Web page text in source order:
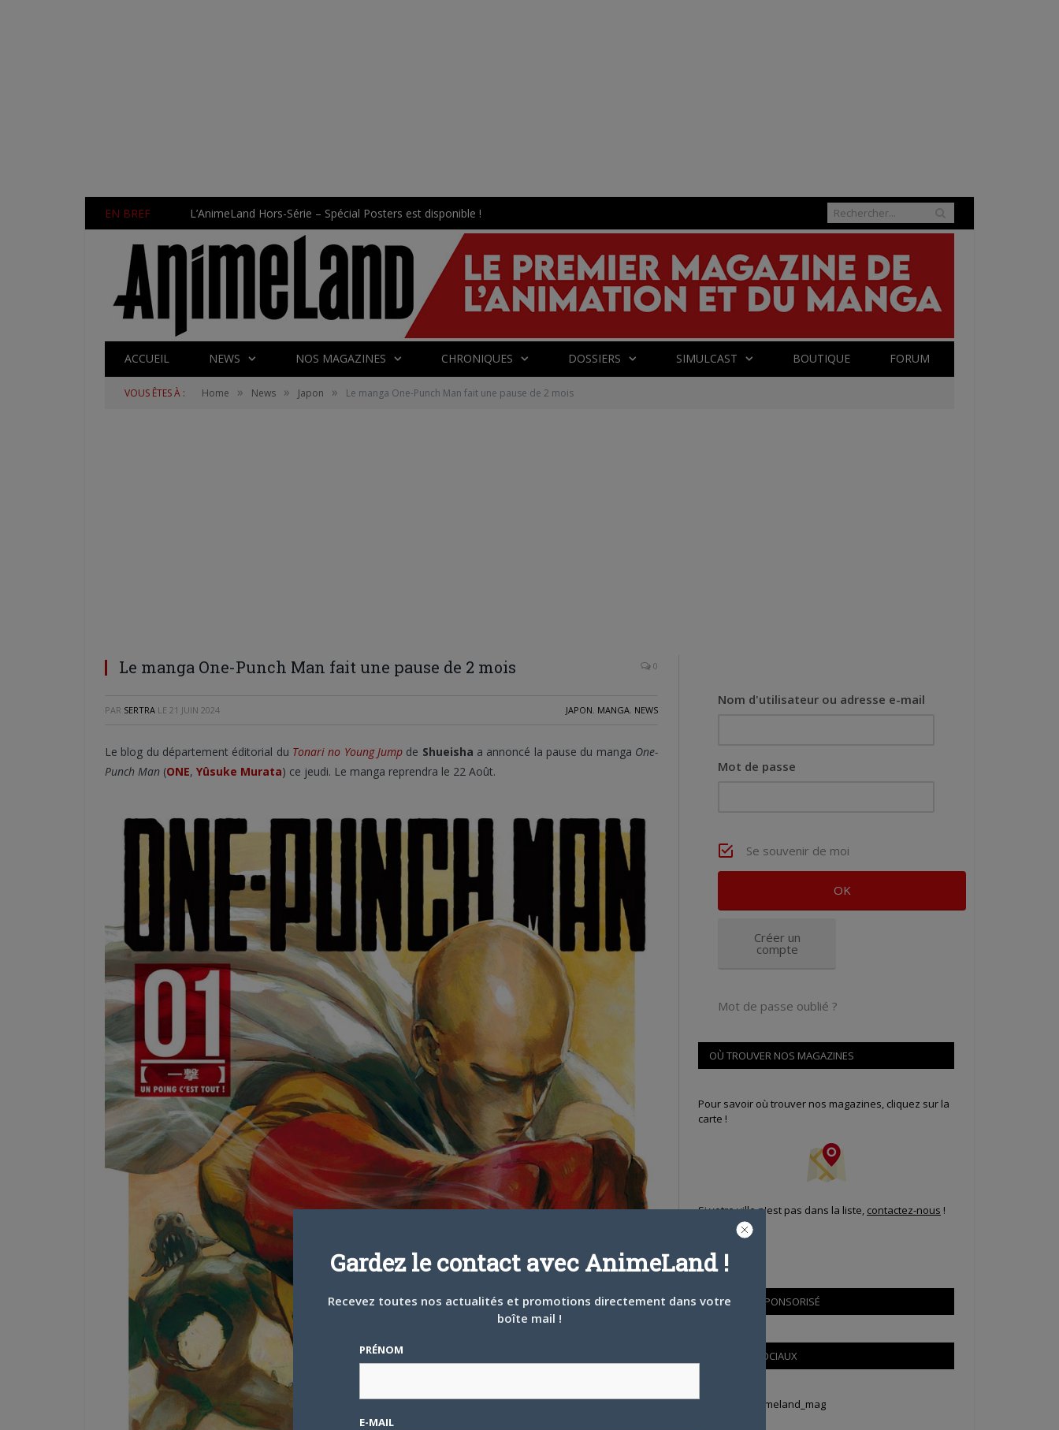
EN BREF L’AnimeLand Hors-Série – Spécial Posters est disponible !
ACCUEIL NEWS NOS MAGAZINES CHRONIQUES DOSSIERS SIMULCAST BOUTIQUE FORUM
VOUS ÊTES À : Home » News » Japon » Le manga One-Punch Man fait une pause de 2 mois
Le manga One-Punch Man fait une pause de 2 mois 0
PAR SERTRA LE 21 JUIN 2024 JAPON, MANGA, NEWS
Le blog du département éditorial du Tonari no Young Jump de Shueisha a annoncé la pause du manga One-
Punch Man (ONE, Yûsuke Murata) ce jeudi. Le manga reprendra le 22 Août.
Nom d'utilisateur ou adresse e-mail
Mot de passe
Se souvenir de moi
Créer un
compte
Mot de passe oublié ?
OÙ TROUVER NOS MAGAZINES
Pour savoir où trouver nos magazines, cliquez sur la
carte !
Si votre ville n'est pas dans la liste, contactez-nous !
CONTENU SPONSORISÉ
RÉSEAUX SOCIAUX
Tweets by Animeland_mag
Gardez le contact avec AnimeLand !
Recevez toutes nos actualités et promotions directement dans votre
boîte mail !
PRÉNOM
E-MAIL